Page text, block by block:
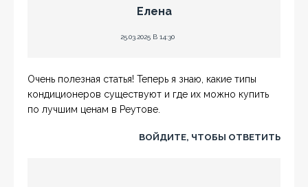
Елена
25.03.2025 В 14:30
Очень полезная статья! Теперь я знаю, какие типы
кондиционеров существуют и где их можно купить
по лучшим ценам в Реутове.
ВОЙДИТЕ, ЧТОБЫ ОТВЕТИТЬ